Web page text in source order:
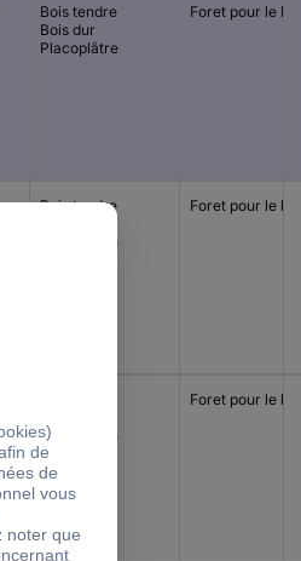
Bois tendre
Bois dur
Placoplâtre
Foret pour le bois
Bois tendre
Placoplâtre
Foret pour le bois
Placoplâtre
Foret pour le bois